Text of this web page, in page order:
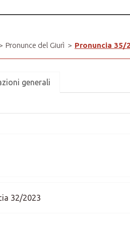
Pronunce del Giurì > Pronuncia 35/
generali
32/2023